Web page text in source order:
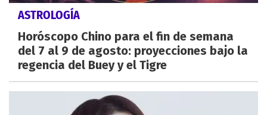
ASTROLOGÍA
Horóscopo Chino para el fin de semana
del 7 al 9 de agosto: proyecciones bajo la
regencia del Buey y el Tigre